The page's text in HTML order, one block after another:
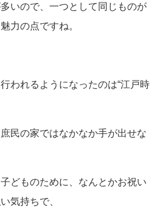
いので、一つとして同じものが
力の点ですね。
われるようになったのは“江戸時
民の家ではなかなか手が出せな
どものために、なんとかお祝い
気持ちで、